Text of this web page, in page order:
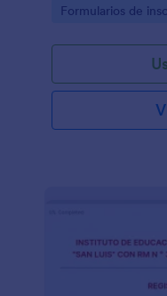
Go to Category:
Formularios de